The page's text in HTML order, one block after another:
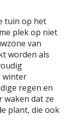
tuin op het
plek op niet
van
worden als
winter
regen en
waken dat ze
plant, die ook